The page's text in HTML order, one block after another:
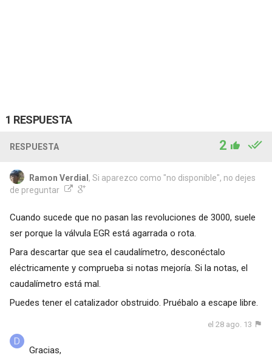
1 RESPUESTA
RESPUESTA 2
Ramon Verdial , Si aparezco como "no disponible", no dejes
de preguntar
Cuando sucede que no pasan las revoluciones de 3000, suele
ser porque la válvula EGR está agarrada o rota.
Para descartar que sea el caudalímetro, desconéctalo
eléctricamente y comprueba si notas mejoría. Si la notas, el
caudalímetro está mal.
Puedes tener el catalizador obstruido. Pruébalo a escape libre.
el 28 ago. 13
Gracias,